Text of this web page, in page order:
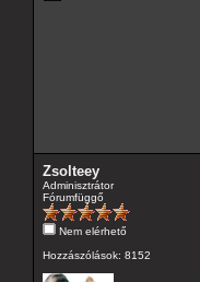
Zsolteey
Adminisztrátor
Fórumfüggő
Nem elérhető
Hozzászólások: 8152